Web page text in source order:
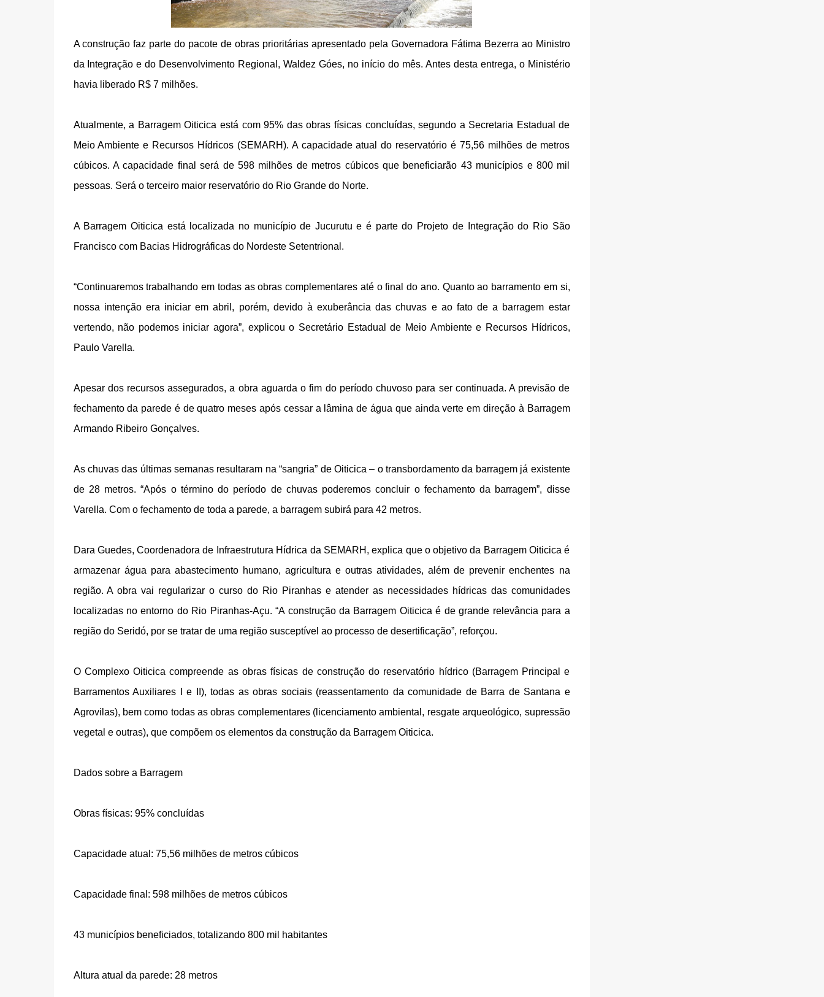
A construção faz parte do pacote de obras prioritárias apresentado pela Governadora Fátima Bezerra ao Ministro
da Integração e do Desenvolvimento Regional, Waldez Góes, no início do mês. Antes desta entrega, o Ministério
havia liberado R$ 7 milhões.
Atualmente, a Barragem Oiticica está com 95% das obras físicas concluídas, segundo a Secretaria Estadual de
Meio Ambiente e Recursos Hídricos (SEMARH). A capacidade atual do reservatório é 75,56 milhões de metros
cúbicos. A capacidade final será de 598 milhões de metros cúbicos que beneficiarão 43 municípios e 800 mil
pessoas. Será o terceiro maior reservatório do Rio Grande do Norte.
A Barragem Oiticica está localizada no município de Jucurutu e é parte do Projeto de Integração do Rio São
Francisco com Bacias Hidrográficas do Nordeste Setentrional.
“Continuaremos trabalhando em todas as obras complementares até o final do ano. Quanto ao barramento em si,
nossa intenção era iniciar em abril, porém, devido à exuberância das chuvas e ao fato de a barragem estar
vertendo, não podemos iniciar agora”, explicou o Secretário Estadual de Meio Ambiente e Recursos Hídricos,
Paulo Varella.
Apesar dos recursos assegurados, a obra aguarda o fim do período chuvoso para ser continuada. A previsão de
fechamento da parede é de quatro meses após cessar a lâmina de água que ainda verte em direção à Barragem
Armando Ribeiro Gonçalves.
As chuvas das últimas semanas resultaram na “sangria” de Oiticica – o transbordamento da barragem já existente
de 28 metros. “Após o término do período de chuvas poderemos concluir o fechamento da barragem”, disse
Varella. Com o fechamento de toda a parede, a barragem subirá para 42 metros.
Dara Guedes, Coordenadora de Infraestrutura Hídrica da SEMARH, explica que o objetivo da Barragem Oiticica é
armazenar água para abastecimento humano, agricultura e outras atividades, além de prevenir enchentes na
região. A obra vai regularizar o curso do Rio Piranhas e atender as necessidades hídricas das comunidades
localizadas no entorno do Rio Piranhas-Açu. “A construção da Barragem Oiticica é de grande relevância para a
região do Seridó, por se tratar de uma região susceptível ao processo de desertificação”, reforçou.
O Complexo Oiticica compreende as obras físicas de construção do reservatório hídrico (Barragem Principal e
Barramentos Auxiliares I e II), todas as obras sociais (reassentamento da comunidade de Barra de Santana e
Agrovilas), bem como todas as obras complementares (licenciamento ambiental, resgate arqueológico, supressão
vegetal e outras), que compõem os elementos da construção da Barragem Oiticica.
Dados sobre a Barragem
Obras físicas: 95% concluídas
Capacidade atual: 75,56 milhões de metros cúbicos
Capacidade final: 598 milhões de metros cúbicos
43 municípios beneficiados, totalizando 800 mil habitantes
Altura atual da parede: 28 metros